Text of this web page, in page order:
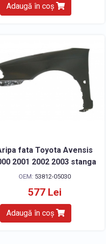
Adaugă în coș
fata Toyota Avensis
2001 2002 2003 stanga
OEM: 53812-05030
577 Lei
Adaugă în coș